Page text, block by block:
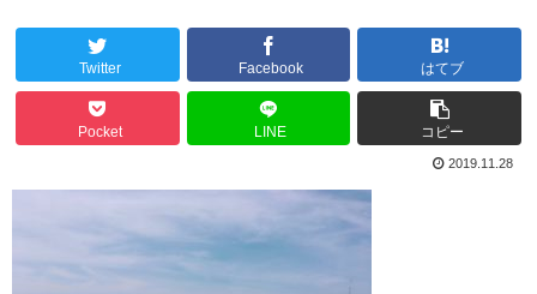
Twitter Facebook はてブ
Pocket LINE コピー
2019.11.28